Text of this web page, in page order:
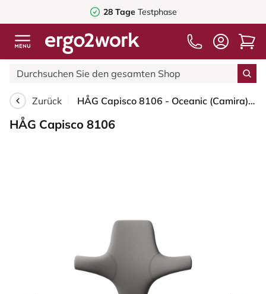
28 Tage Testphase
Zurück HÅG Capisco 8106 - Oceanic (Camira) - Recyceltes Polyester - OCI008 - Warm grey - Silber - 265 mm (Sitzhöhe 53-79cm) - Weiche Rollen für harte Böden
HÅG Capisco 8106